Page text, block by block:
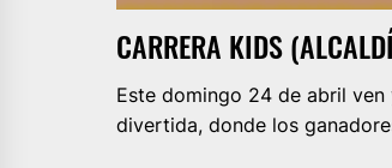
CARRERA KIDS
Este domingo 24 de abril
divertida, donde los